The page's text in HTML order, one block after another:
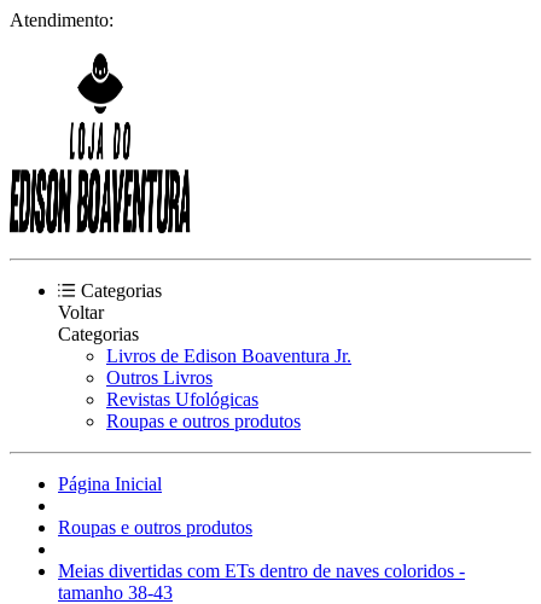
Atendimento:
Categorias
Voltar
Categorias
Livros de Edison Boaventura Jr.
Outros Livros
Revistas Ufológicas
Roupas e outros produtos
Página Inicial
Roupas e outros produtos
Meias divertidas com ETs dentro de naves coloridos -
tamanho 38-43